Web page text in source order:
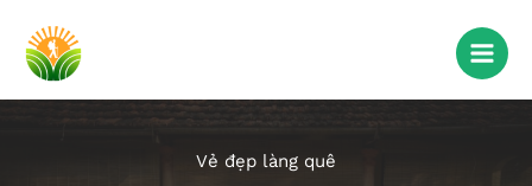
Vẻ đẹp làng quê